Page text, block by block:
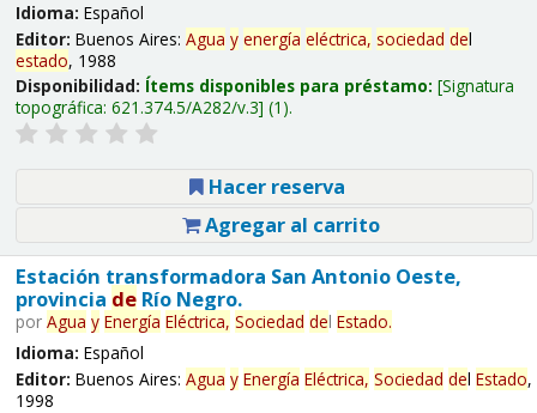
Idioma: Español
Editor: Buenos Aires: Agua y energía eléctrica, sociedad del
estado, 1988
Disponibilidad: Ítems disponibles para préstamo: Signatura
topográfica: 621.374.5/A282/v.3 (1).
Hacer reserva
Agregar al carrito
Estación transformadora San Antonio Oeste,
provincia deRío Negro.
por Agua y Energía Eléctrica, Sociedad del Estado.
Idioma: Español
Editor: Buenos Aires: Agua y Energía Eléctrica, Sociedad del Estado,
1998